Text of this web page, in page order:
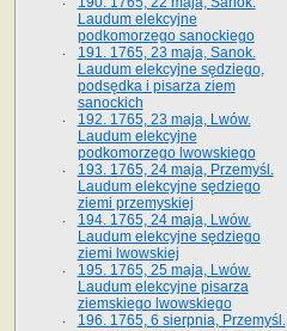
Laudum elekcyjne
podkomorzego sanockiego
191. 1765, 23 maja, Sanok.
Laudum elekcyjne sędziego,
podsędka i pisarza ziem
sanockich
192. 1765, 23 maja, Lwów.
Laudum elekcyjne
podkomorzego lwowskiego
193. 1765, 24 maja, Przemyśl.
Laudum elekcyjne sędziego
ziemi przemyskiej
194. 1765, 24 maja, Lwów.
Laudum elekcyjne sędziego
ziemi lwowskiej
195. 1765, 25 maja, Lwów.
Laudum elekcyjne pisarza
ziemskiego lwowskiego
196. 1765, 6 sierpnia, Przemyśl.